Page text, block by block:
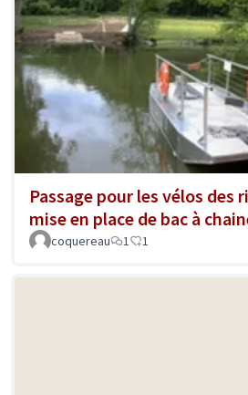
Passage pour les vélos des
mise en place de bac à
coquereau 1 1